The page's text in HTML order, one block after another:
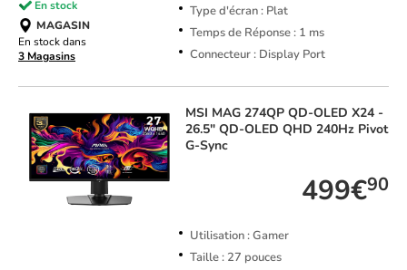
Type d'écran : Plat
Temps de Réponse : 1 ms
Connecteur : Display Port
En stock
MAGASIN
En stock dans
3 Magasins
MSI MAG 274QP QD-OLED X24 -
26.5" QD-OLED QHD 240Hz Pivot
G-Sync
499€90
Utilisation : Gamer
Taille : 27 pouces